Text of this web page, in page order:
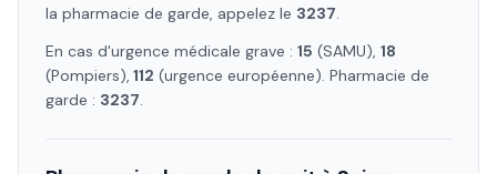
la pharmacie de garde, appelez le 3237.
En cas d'urgence médicale grave : 15 (SAMU), 18
(Pompiers), 112 (urgence européenne). Pharmacie de
garde : 3237.